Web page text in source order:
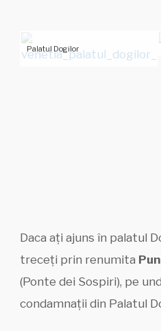
Palatul Dogilor
Daca ați ajuns în palatul
treceți prin renumita
(Ponte dei Sospiri), pe
condamnații din Palatul